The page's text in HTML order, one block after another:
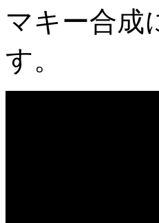
マキー合成
す。